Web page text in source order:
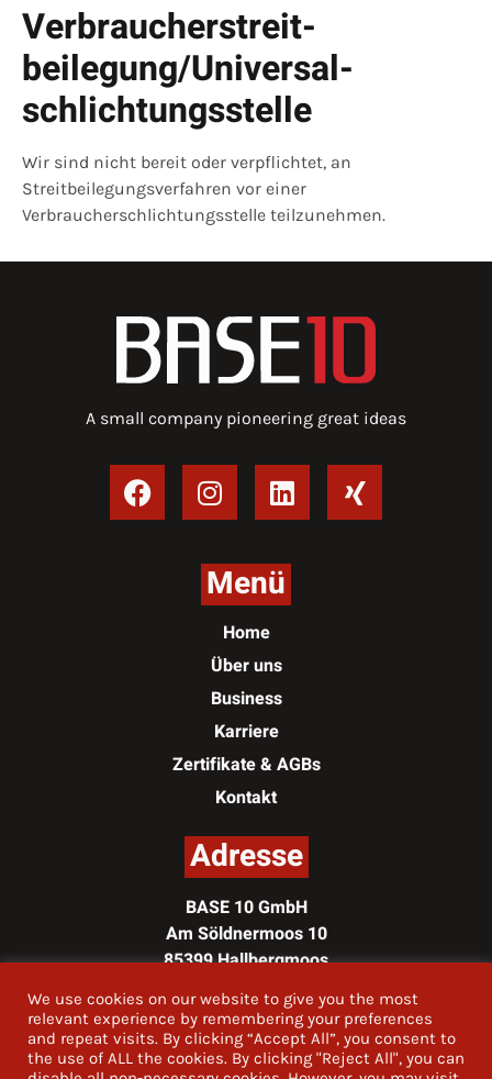
Verbraucher­streit­
beilegung/Universal­
schlichtungs­stelle
Wir sind nicht bereit oder verpflichtet, an
Streitbeilegungsverfahren vor einer
Verbraucherschlichtungsstelle teilzunehmen.
A small company pioneering great ideas
Menü
Home
Über uns
Business
Karriere
Zertifikate & AGBs
Kontakt
Adresse
BASE 10 GmbH
Am Söldnermoos 10
85399 Hallbergmoos
Kontakt
Phone:+49 811 5598-0
We use cookies on our website to give you the most
relevant experience by remembering your preferences
and repeat visits. By clicking “Accept All”, you consent to
the use of ALL the cookies. By clicking "Reject All", you can